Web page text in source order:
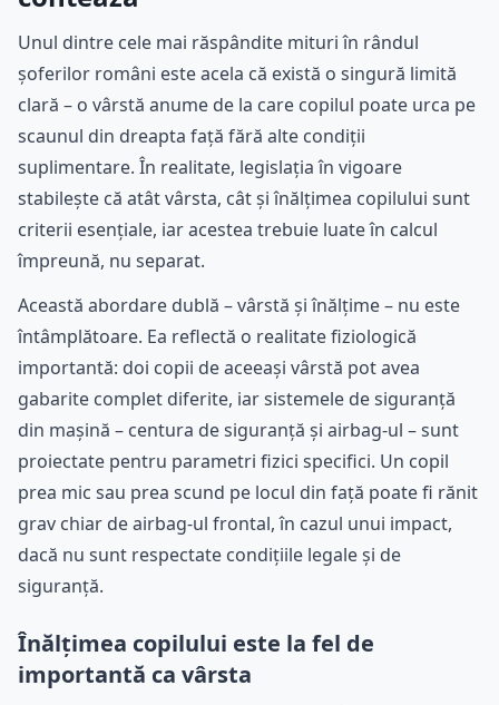
Unul dintre cele mai răspândite mituri în rândul
șoferilor români este acela că există o singură limită
clară – o vârstă anume de la care copilul poate urca pe
scaunul din dreapta față fără alte condiții
suplimentare. În realitate, legislația în vigoare
stabilește că atât vârsta, cât și înălțimea copilului sunt
criterii esențiale, iar acestea trebuie luate în calcul
împreună, nu separat.
Această abordare dublă – vârstă și înălțime – nu este
întâmplătoare. Ea reflectă o realitate fiziologică
importantă: doi copii de aceeași vârstă pot avea
gabarite complet diferite, iar sistemele de siguranță
din mașină – centura de siguranță și airbag-ul – sunt
proiectate pentru parametri fizici specifici. Un copil
prea mic sau prea scund pe locul din față poate fi rănit
grav chiar de airbag-ul frontal, în cazul unui impact,
dacă nu sunt respectate condițiile legale și de
siguranță.
Înălțimea copilului este la fel de
importantă ca vârsta